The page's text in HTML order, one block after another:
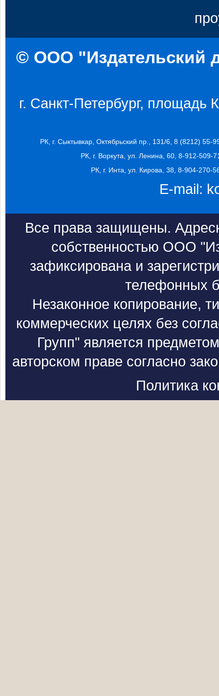
© ООО "Издательский
г. Санкт-Петербург, площадь
РК, г. Сыктывкар, Октябрьский пр., 131/6, 8 (8212) 55-
РК, г. Воркута, ул. Ленина, 60, 8-912-509-
РК, г. Инта, ул. Кирова, 38, 8-904-270-
E-mail:
Все права защищены.
собственностью ООО
зафиксирована и
телефонных
Незаконное копирование,
коммерческих целях без
Групп" является
авторском праве согласно
Политика